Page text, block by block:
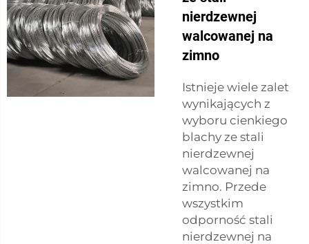
nierdzewnej
walcowanej na
zimno
Istnieje wiele zalet
wynikających z
wyboru cienkiego
blachy ze stali
nierdzewnej
walcowanej na
zimno. Przede
wszystkim
odporność stali
nierdzewnej na